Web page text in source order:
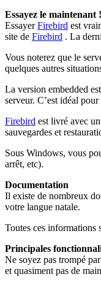
Essayez le maintenant !
EssayerFirebird est
site de Firebird . La
Vous noterez que le
quelques autres
La version embedded
serveur. C’est idéal
Firebird est livré avec
sauvegardes et
Sous Windows, vous
arrêt, etc).
Documentation
Il existe de nombreux
votre langue natale.
Toutes ces informations
Principales
Ne soyez pas trompé
et quasiment pas de